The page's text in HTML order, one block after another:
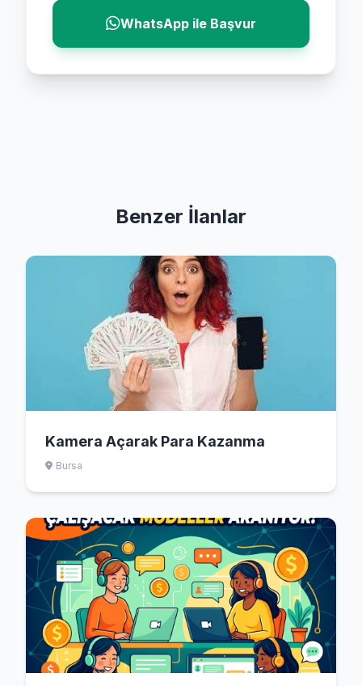
WhatsApp ile Başvur
Benzer İlanlar
Kamera Açarak Para Kazanma
Bursa